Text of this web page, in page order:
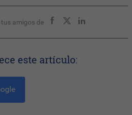
amigos de
este artículo: